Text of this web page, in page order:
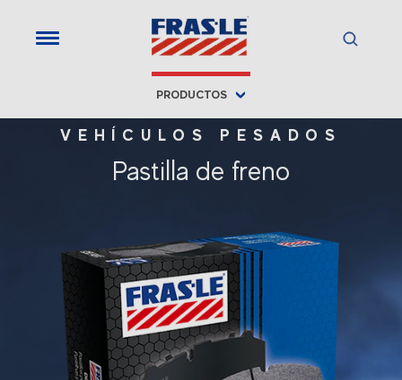
PRODUCTOS
VEHÍCULOS PESADOS
Pastilla de freno